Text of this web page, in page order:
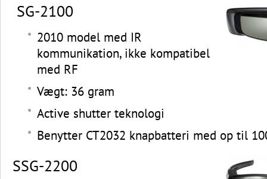
SG-2100
2010 model med IR
kommunikation, ikke kompatibel
med RF
Vægt: 36 gram
Active shutter teknologi
Benytter CT2032 knapbatteri med op til
SSG-2200